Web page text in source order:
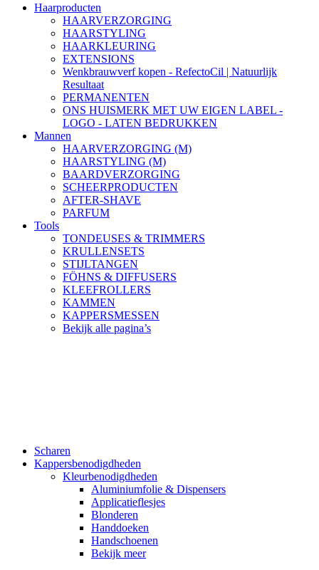
Haarproducten
HAARVERZORGING
HAARSTYLING
HAARKLEURING
EXTENSIONS
Wenkbrauwverf kopen - RefectoCil | Natuurlijk
Resultaat
PERMANENTEN
ONS HUISMERK MET UW EIGEN LABEL -
LOGO - LATEN BEDRUKKEN
Mannen
HAARVERZORGING (M)
HAARSTYLING (M)
BAARDVERZORGING
SCHEERPRODUCTEN
AFTER-SHAVE
PARFUM
Tools
TONDEUSES & TRIMMERS
KRULLENSETS
STIJLTANGEN
FÖHNS & DIFFUSERS
KLEEFROLLERS
KAMMEN
KAPPERSMESSEN
Bekijk alle pagina’s
Scharen
Kappersbenodigdheden
Kleurbenodigdheden
Aluminiumfolie & Dispensers
Applicatieflesjes
Blonderen
Handdoeken
Handschoenen
Bekijk meer